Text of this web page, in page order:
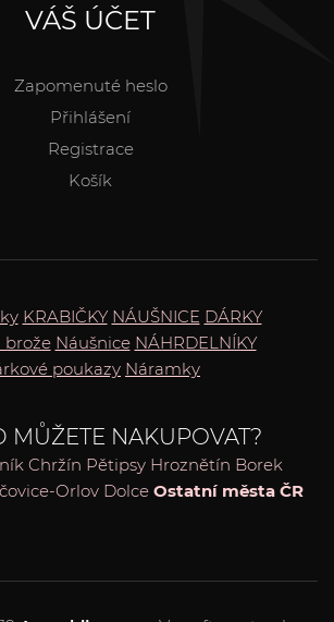
VÁŠ ÚČET
Zapomenuté heslo
Přihlášení
Registrace
Košík
KRABIČKY NÁUŠNICE DÁRKY
brože Náušnice NÁHRDELNÍKY
poukazy Náramky
MŮŽETE NAKUPOVAT?
Chržín Pětipsy Hroznětín Borek
Orlov Dolce Ostatní města ČR